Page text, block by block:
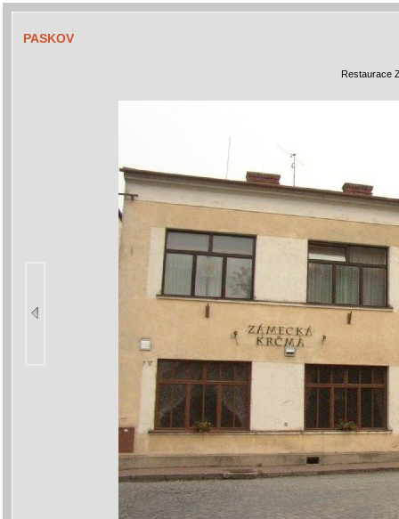
PASKOV
Restaurace